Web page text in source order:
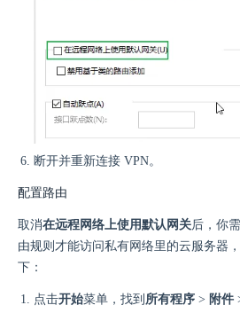
断开并重新连接 VPN。
配置路由
取消在远程网络上使用默认网关后，你
由规则才能访问私有网络里的云服务器
下：
点击开始菜单，找到 所有程序 > 附件